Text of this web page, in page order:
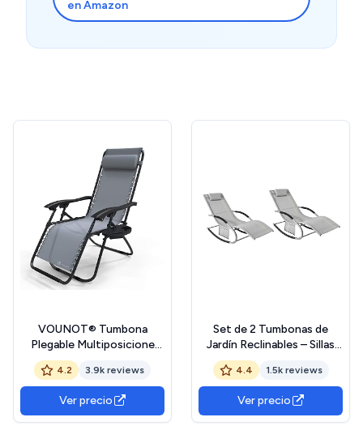
en Amazon
VOUNOT® Tumbona
Plegable Multiposicione
Jardín, Silla Gravedad Cero
Reclinable, con Soporte
para Bebidas y
Reposacabezas Axtraíble,
Carga máxima 120kg, Gris
4.2 3.9k reviews
Ver precio
Set de 2 Tumbonas de
Jardín Reclinables – Sillas
Ergonómicas de Exterior
con Almohada y Bolsillos
Laterales, Tejido
Transpirable, 150 kg, para
Playa, Terraza, Camping y
4.4 1.5k reviews
Ver precio